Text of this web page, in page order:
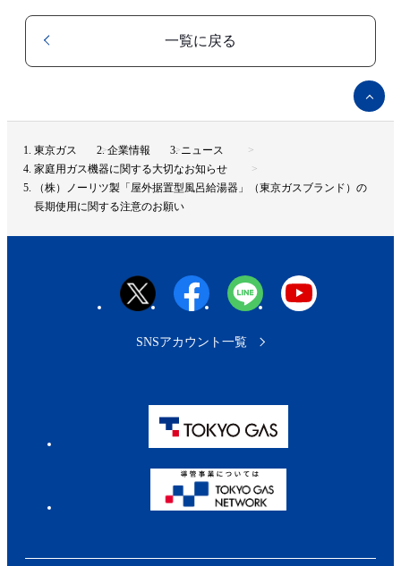
一覧に戻る
ペ
ー
ジ
プ
東京ガス 企業情報
ニュース
家庭用ガス機器に関する大切なお知らせ
（株）ノーリツ製「屋外据置型風呂給湯器」（東京ガスブランド）の
長期使用に関する注意のお願い
SNSアカウント一覧